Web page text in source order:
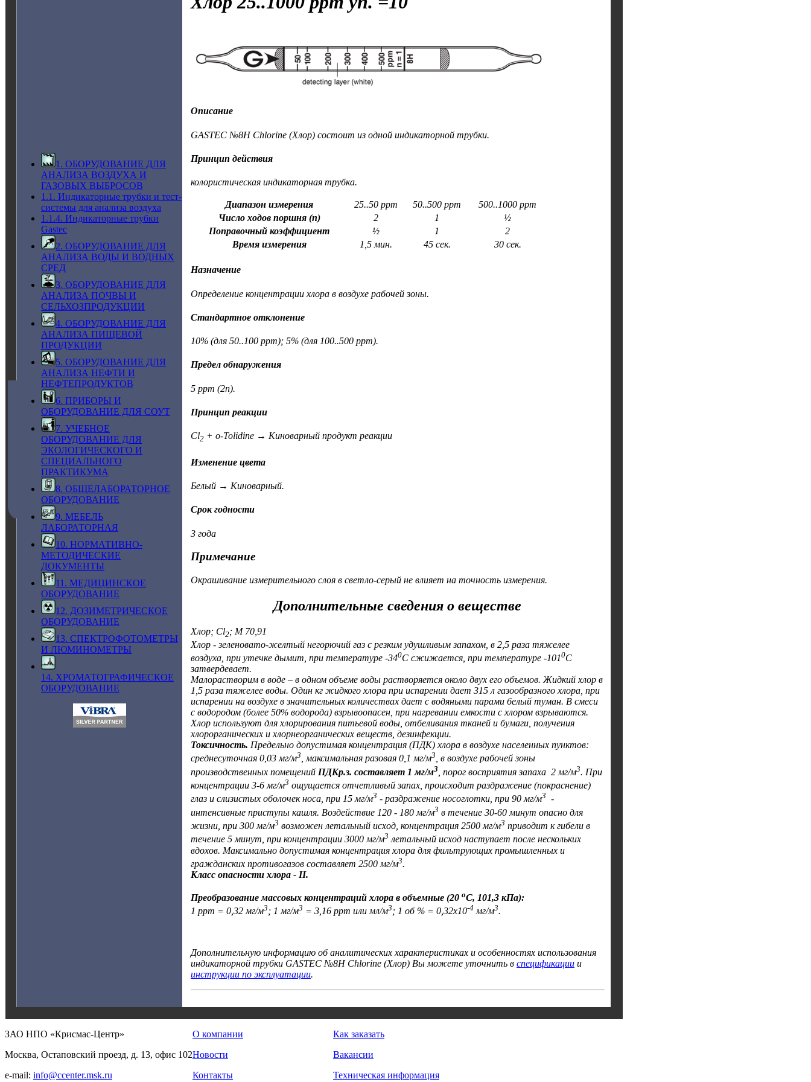
1. ОБОРУДОВАНИЕ ДЛЯ
АНАЛИЗА ВОЗДУХА И
ГАЗОВЫХ ВЫБРОСОВ
1.1. Индикаторные трубки и тест-
системы для анализа воздуха
1.1.4. Индикаторные трубки
Gastec
2. ОБОРУДОВАНИЕ ДЛЯ
АНАЛИЗА ВОДЫ И ВОДНЫХ
СРЕД
3. ОБОРУДОВАНИЕ ДЛЯ
АНАЛИЗА ПОЧВЫ И
СЕЛЬХОЗПРОДУКЦИИ
4. ОБОРУДОВАНИЕ ДЛЯ
АНАЛИЗА ПИЩЕВОЙ
ПРОДУКЦИИ
5. ОБОРУДОВАНИЕ ДЛЯ
АНАЛИЗА НЕФТИ И
НЕФТЕПРОДУКТОВ
6. ПРИБОРЫ И
ОБОРУДОВАНИЕ ДЛЯ СОУТ
7. УЧЕБНОЕ
ОБОРУДОВАНИЕ ДЛЯ
ЭКОЛОГИЧЕСКОГО И
СПЕЦИАЛЬНОГО
ПРАКТИКУМА
8. ОБЩЕЛАБОРАТОРНОЕ
ОБОРУДОВАНИЕ
9. МЕБЕЛЬ
ЛАБОРАТОРНАЯ
10. НОРМАТИВНО-
МЕТОДИЧЕСКИЕ
ДОКУМЕНТЫ
11. МЕДИЦИНСКОЕ
ОБОРУДОВАНИЕ
12. ДОЗИМЕТРИЧЕСКОЕ
ОБОРУДОВАНИЕ
13. СПЕКТРОФОТОМЕТРЫ
И ЛЮМИНОМЕТРЫ
14. ХРОМАТОГРАФИЧЕСКОЕ
ОБОРУДОВАНИЕ
Описание
GASTEC №8H Chlorine (Хлор) состоит из одной индикаторной трубки.
Принцип действия
колористическая индикаторная трубка.
Диапазон измерения 25..50 ppm 50..500 ppm
500..1000 ppm
Число ходов поршня (n)
2 1
½
Поправочный коэффициент
½ 1
2
Время измерения
1,5 мин. 45 сек. 30 сек.
Назначение
Определение концентрации хлора в воздухе рабочей зоны.
Стандартное отклонение
10% (для 50..100 ppm); 5% (для 100..500 ppm).
Предел обнаружения
5 ppm (2n).
Принцип реакции
Cl2 + o-Tolidine → Киноварный продукт реакции
Изменение цвета
Белый → Киноварный.
Срок годности
3 года
Примечание
Окрашивание измерительного слоя в светло-серый не влияет на точность измерения.
Дополнительные сведения о веществе
Хлор; Cl2; M 70,91
Хлор - зеленовато-желтый негорючий газ с резким удушливым запахом, в 2,5 раза тяжелее
воздуха, при утечке дымит, при температуре -340С сжижается, при температуре -1010С
затвердевает.
Малорастворим в воде – в одном объеме воды растворяется около двух его объемов. Жидкий хлор в
1,5 раза тяжелее воды. Один кг жидкого хлора при испарении дает 315 л газообразного хлора, при
испарении на воздухе в значительных количествах дает с водяными парами белый туман. В смеси
с водородом (более 50% водорода) взрывоопасен, при нагревании емкости с хлором взрываются.
Хлор используют для хлорирования питьевой воды, отбеливания тканей и бумаги, получения
хлорорганических и хлорнеорганических веществ, дезинфекции.
Токсичность. Предельно допустимая концентрация (ПДК) хлора в воздухе населенных пунктов:
среднесуточная 0,03 мг/м3, максимальная разовая 0,1 мг/м3, в воздухе рабочей зоны
производственных помещений ПДКр.з. составляет 1 мг/м3 , порог восприятия запаха 2 мг/м3. При
концентрации 3-6 мг/м3 ощущается отчетливый запах, происходит раздражение (покраснение)
глаз и слизистых оболочек носа, при 15 мг/м3 - раздражение носоглотки, при 90 мг/м3 -
интенсивные приступы кашля. Воздействие 120 - 180 мг/м3 в течение 30-60 минут опасно для
жизни, при 300 мг/м3 возможен летальный исход, концентрация 2500 мг/м3 приводит к гибели в
течение 5 минут, при концентрации 3000 мг/м3 летальный исход наступает после нескольких
вдохов. Максимально допустимая концентрация хлора для фильтрующих промышленных и
гражданских противогазов составляет 2500 мг/м3.
Класс опасности хлора - II.
Преобразование массовых концентраций хлора в объемные (20 оС, 101,3 кПа):
1 ppm = 0,32 мг/м3; 1 мг/м3 = 3,16 ppm или мл/м3; 1 об % = 0,32х10-4 мг/м3.
Дополнительную информацию об аналитических характеристиках и особенностях использования
индикаторной трубки GASTEC №8H Chlorine (Хлор) Вы можете уточнить в спецификации и
инструкции по эксплуатации.
ЗАО НПО «Крисмас-Центр»
Москва, Остаповский проезд, д. 13, офис 102
e-mail: info@ccenter.msk.ru
О компании
Новости
Контакты
Как заказать
Вакансии
Техническая информация